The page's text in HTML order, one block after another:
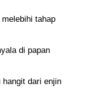
tahap
di papan
hangit dari enjin